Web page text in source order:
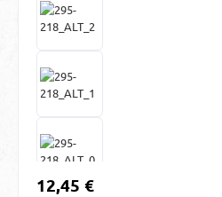
Regulärer Preis:
12,45 €